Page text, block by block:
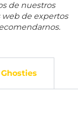
de nuestros
web de expertos